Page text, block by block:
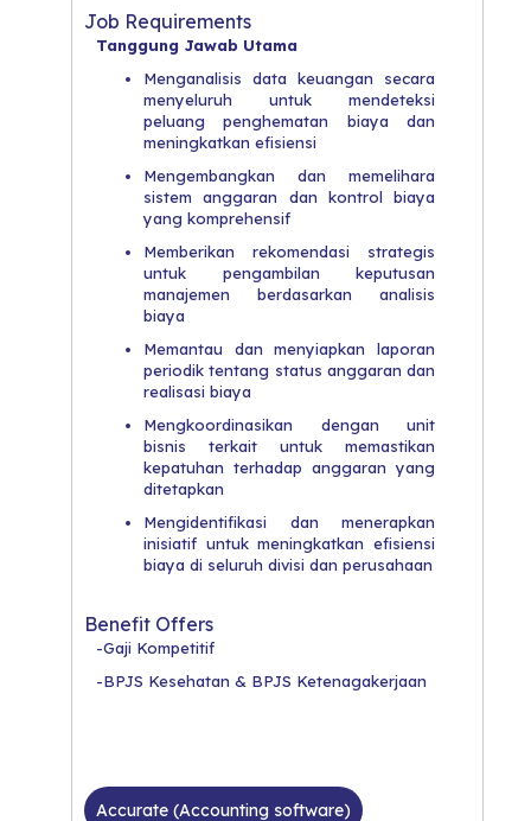
Job Requirements
Tanggung Jawab Utama
Menganalisis data keuangan secara
menyeluruh untuk mendeteksi
peluang penghematan biaya dan
meningkatkan efisiensi
Mengembangkan dan memelihara
sistem anggaran dan kontrol biaya
yang komprehensif
Memberikan rekomendasi strategis
untuk pengambilan keputusan
manajemen berdasarkan analisis
biaya
Memantau dan menyiapkan laporan
periodik tentang status anggaran dan
realisasi biaya
Mengkoordinasikan dengan unit
bisnis terkait untuk memastikan
kepatuhan terhadap anggaran yang
ditetapkan
Mengidentifikasi dan menerapkan
inisiatif untuk meningkatkan efisiensi
biaya di seluruh divisi dan perusahaan
Benefit Offers
-Gaji Kompetitif
-BPJS Kesehatan & BPJS Ketenagakerjaan
Accurate (Accounting software)